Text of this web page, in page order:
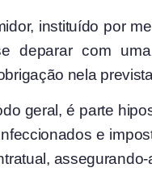
instituído por
deparar com
nela
geral, é parte
e